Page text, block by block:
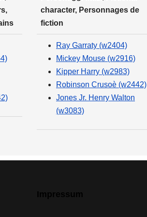
character, Personnages de
fiction
Ray Garraty (w2404)
Mickey Mouse (w2916)
Kipper Harry (w2983)
Robinson Crusoè (w2442)
Jones Jr. Henry Walton
(w3083)